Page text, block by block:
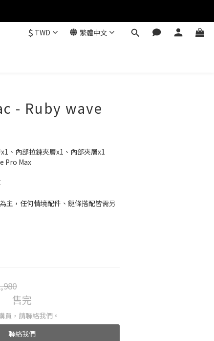
$ TWD 繁體中文
- Ruby wave
、內部拉鍊夾層x1、內部夾層x1
Pro Max
主，任何情境配件、鏈條搭配皆需另
售完
買，請聯絡我們。
聯絡我們